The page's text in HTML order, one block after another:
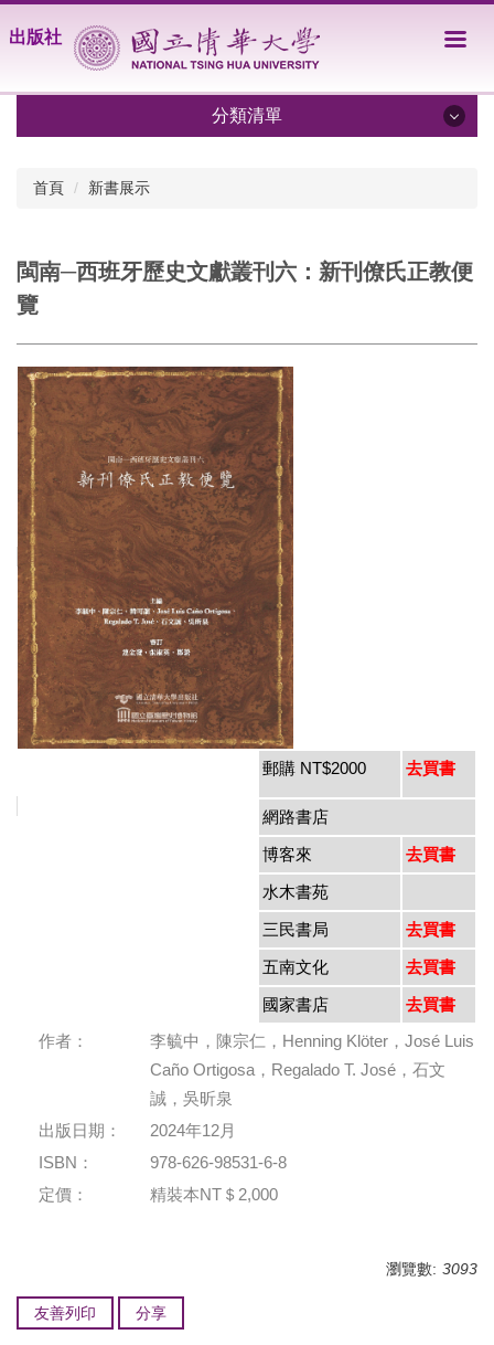
到
出版社
分類清單
訂購服務
學術新人專書徵稿啟事
AI、科技與社會系列叢書徵稿
獎勵人文及社會科學專書出版要點
全文檢索
聯絡我們
【新書出版】《延續、斷裂與重生：戰後臺灣史論述》已於
2026年7月出版
首頁 新書展示
閩南─西班牙歷史文獻叢刊六：新刊僚氏正教便
覽
郵購 NT$2000 去買書
網路書店
博客來
去買書
水木書苑
三民書局
去買書
五南文化 去買書
國家書店 去買書
作者：
李毓中，陳宗仁，Henning Klöter，José Luis
Caño Ortigosa，Regalado T. José，石文
誠，吳昕泉
出版日期：
2024年12月
ISBN：
978-626-98531-6-8
定價：
精裝本NT＄2,000
瀏覽數: 3093
友善列印 分享